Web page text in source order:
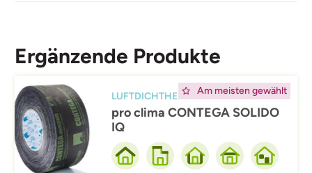
Ergänzende Produkte
Am meisten gewählt
Afbeelding
LUFTDICHTHEIT
pro clima CONTEGA SOLIDO
IQ